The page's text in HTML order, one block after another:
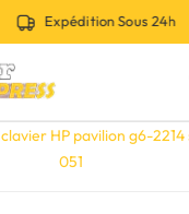
Expédition Sous
clavier HP pavilion g6-
051